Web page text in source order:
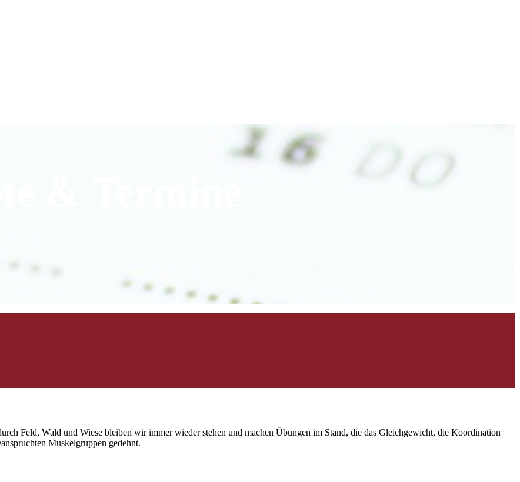
& Termine
Feld, Wald und Wiese bleiben wir immer wieder stehen und machen Übungen im Stand, die das Gleichgewicht, die Koordination
Muskelgruppen gedehnt.